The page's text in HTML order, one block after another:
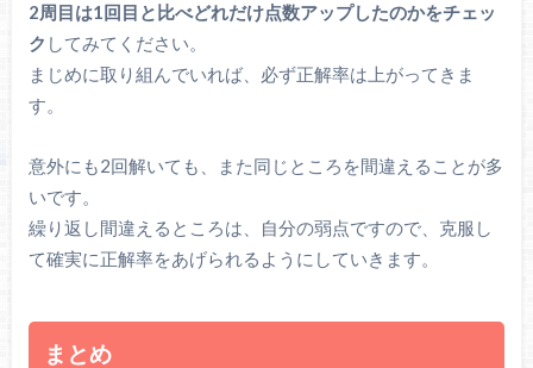
2周目は1回目と比べどれだけ点数アップしたのかをチェッ
ク してみてください。
まじめに取り組んでいれば、必ず正解率は上がってきま
す。
意外にも2回解いても、また同じところを間違えることが多
いです。
繰り返し間違えるところは、自分の弱点ですので、克服し
て確実に正解率をあげられるようにしていきます。
まとめ